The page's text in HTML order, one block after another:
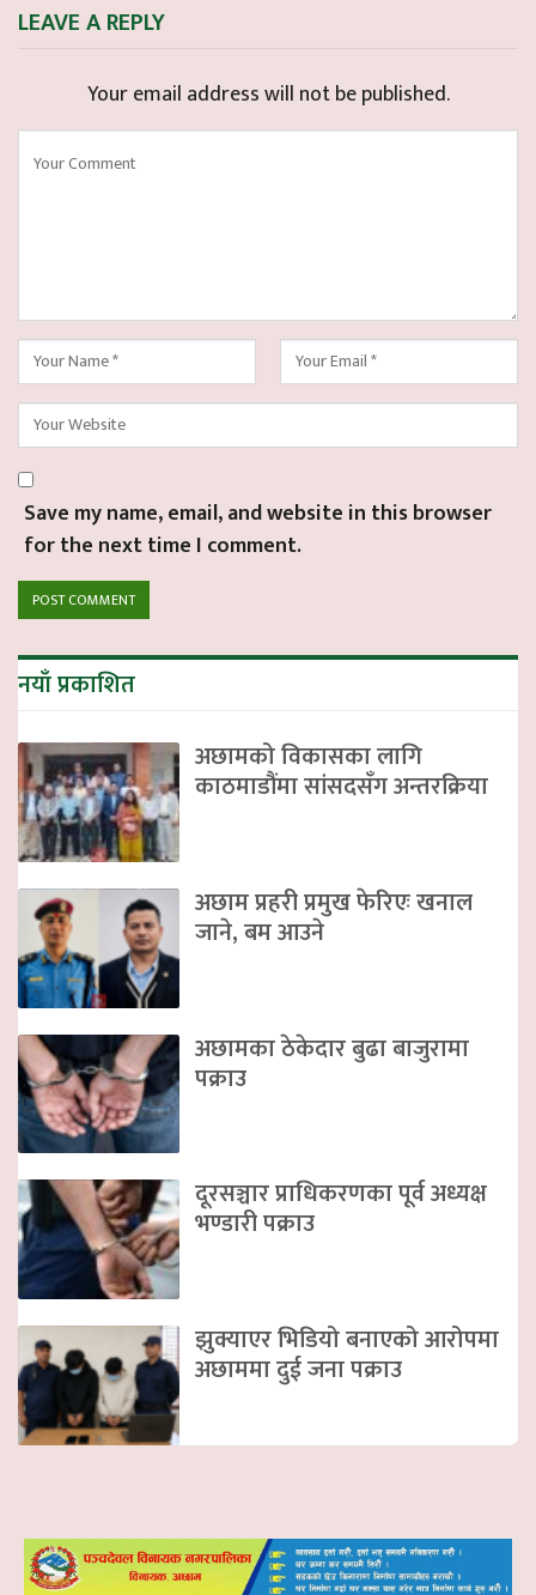
LEAVE A REPLY
Your email address will not be published.
Save my name, email, and website in this browser
for the next time I comment.
नयाँ प्रकाशित
अछामको विकासका लागि
काठमाडौंमा सांसदसँग अन्तरक्रिया
अछाम प्रहरी प्रमुख फेरिएः खनाल
जाने, बम आउने
अछामका ठेकेदार बुढा बाजुरामा
पक्राउ
दूरसञ्चार प्राधिकरणका पूर्व अध्यक्ष
भण्डारी पक्राउ
झुक्याएर भिडियो बनाएको आरोपमा
अछाममा दुई जना पक्राउ